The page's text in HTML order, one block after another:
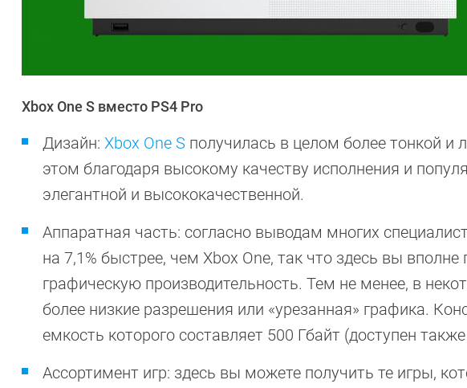
Xbox One S вместо PS4 Pro
Дизайн: Xbox One S получилась в целом более тонкой
этом благодаря высокому качеству исполнения и
элегантной и высококачественной.
Аппаратная часть: согласно выводам многих
на 7,1% быстрее, чем Xbox One, так что здесь вы
графическую производительность. Тем не менее, в
более низкие разрешения или «урезанная» графика.
емкость которого составляет 500 Гбайт (доступен
Ассортимент игр: здесь вы можете получить те игры,